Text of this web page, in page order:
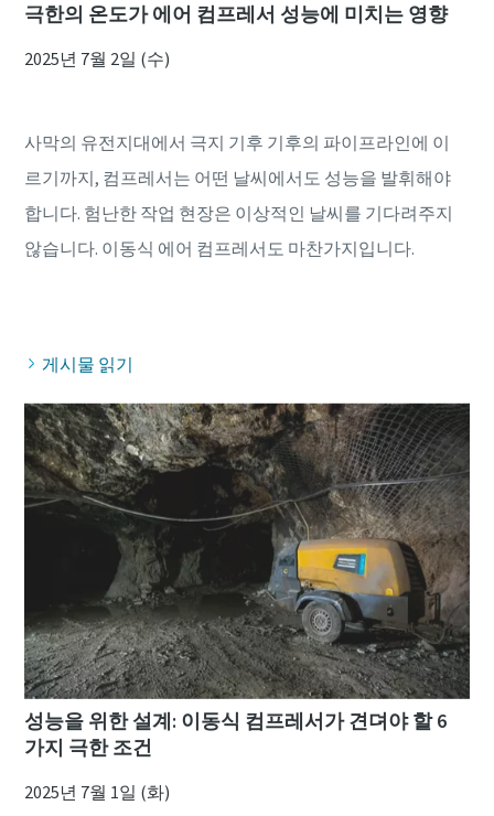
극한의 온도가 에어 컴프레서 성능에 미치는 영향
2025년 7월 2일 (수)
사막의 유전지대에서 극지 기후 기후의 파이프라인에 이
르기까지, 컴프레서는 어떤 날씨에서도 성능을 발휘해야
합니다. 험난한 작업 현장은 이상적인 날씨를 기다려주지
않습니다. 이동식 에어 컴프레서도 마찬가지입니다.
게시물 읽기
성능을 위한 설계: 이동식 컴프레서가 견뎌야 할 6
가지 극한 조건
2025년 7월 1일 (화)